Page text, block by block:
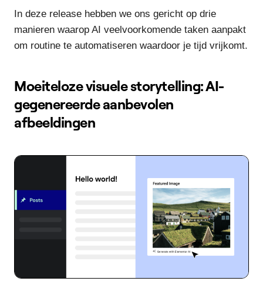
In deze release hebben we ons gericht op drie
manieren waarop AI veelvoorkomende taken aanpakt
om routine te automatiseren waardoor je tijd vrijkomt.
Moeiteloze visuele storytelling: AI-
gegenereerde aanbevolen
afbeeldingen